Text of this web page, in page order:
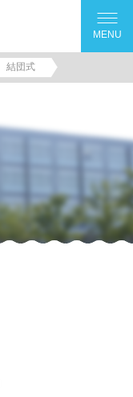
MENU
結団式